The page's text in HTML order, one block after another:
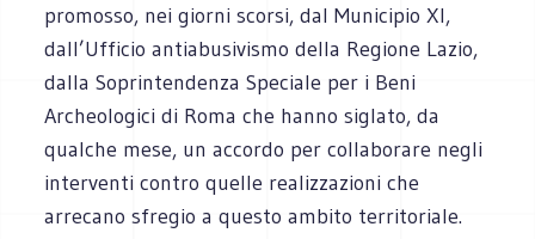
promosso, nei giorni scorsi, dal Municipio XI,
dall’Ufficio antiabusivismo della Regione Lazio,
dalla Soprintendenza Speciale per i Beni
Archeologici di Roma che hanno siglato, da
qualche mese, un accordo per collaborare negli
interventi contro quelle realizzazioni che
arrecano sfregio a questo ambito territoriale.